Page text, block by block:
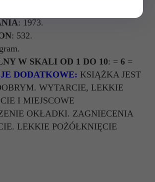
: 1973.
: 532.
W SKALI OD 1 DO 10: = 6 =
DODATKOWE: KSIĄŻKA JEST
WYTARCIE, LEKKIE
I MIEJSCOWE
OKŁADKI. ZAGNIECENIA
LEKKIE POŻÓŁKNIĘCIE